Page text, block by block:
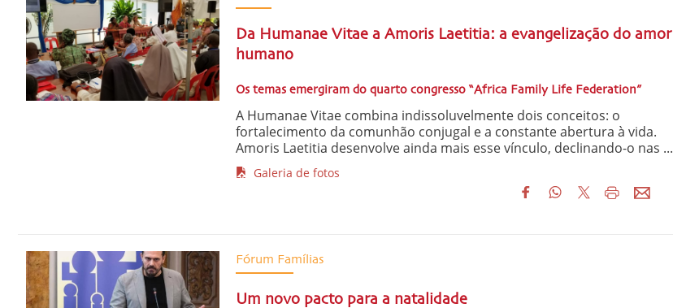
Da Humanae Vitae a Amoris Laetitia: a evangelização do amor
humano
Os temas emergiram do quarto congresso “Africa Family Life Federation”
A Humanae Vitae combina indissoluvelmente dois conceitos: o
fortalecimento da comunhão conjugal e a constante abertura à vida.
Amoris Laetitia desenvolve ainda mais esse vínculo, declinando-o nas ...
Galeria de fotos
Fórum Famílias
Um novo pacto para a natalidade